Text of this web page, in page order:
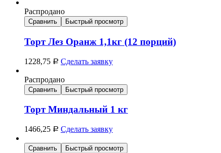
Распродано
Сравнить Быстрый просмотр
Торт Лез Оранж 1,1кг (12 порций)
1228,75 Р Сделать заявку
Распродано
Сравнить Быстрый просмотр
Торт Миндальный 1 кг
1466,25 Р Сделать заявку
Сравнить Быстрый просмотр